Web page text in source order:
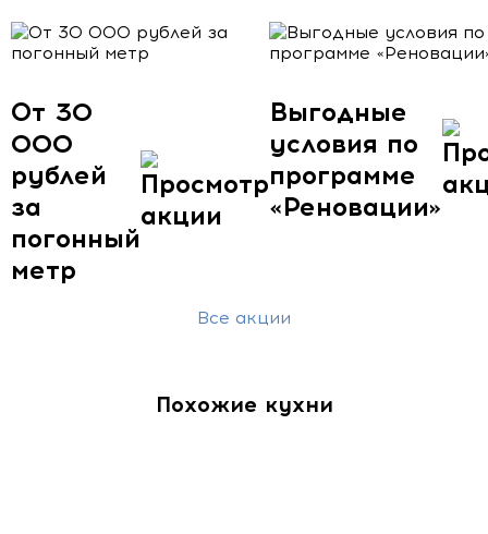
От 30
000
рублей
за
погонный
метр
Выгодные
условия по
программе
«Реновации»
Все акции
Похожие кухни